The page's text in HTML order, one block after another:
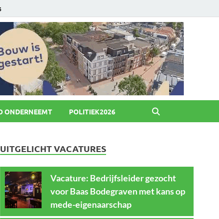
ONDERNEEMT POLITIEK2026
UITGELICHT VACATURES
Vacature: Bedrijfsleider gezocht
voor Baas Bodegraven met kans op
mede-eigenaarschap